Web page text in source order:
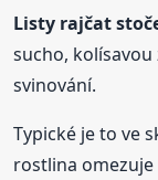
Listy rajčat
sucho,
svinování.
Typické je to ve
rostlina